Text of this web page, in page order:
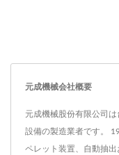
元成機械会社概要
元成機械股份有限公司
設備の製造業者です。
ペレット装置、自動抽出